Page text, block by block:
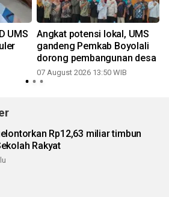
UMS
Angkat potensi lokal, UMS
gandeng Pemkab Boyolali
dorong pembangunan desa
07 August 2026 13:50 WIB
Rp12,63 miliar timbun
Rakyat